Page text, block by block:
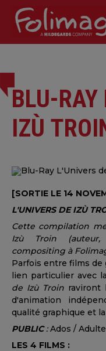
BLU-RAY
IZÙ
[SORTIE LE 14
L'UNIVERS DE IZÙ
Cette compilation
Izù Troin
compositing à
Parfois entre films de
lien particulier avec
de Izù Troinraviront
d'animation
qualité graphique et
PUBLIC:Ados /
LES 4 FILMS :